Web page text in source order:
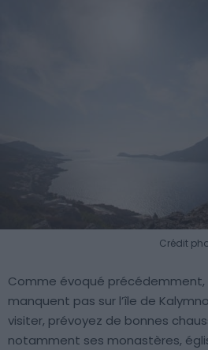
Crédit
Comme évoqué précédemment,
manquent pas sur l’île de
visiter, prévoyez de bonnes
notamment ses monastères,